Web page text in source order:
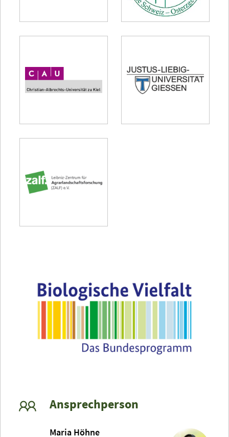
Ansprechperson
Maria Höhne